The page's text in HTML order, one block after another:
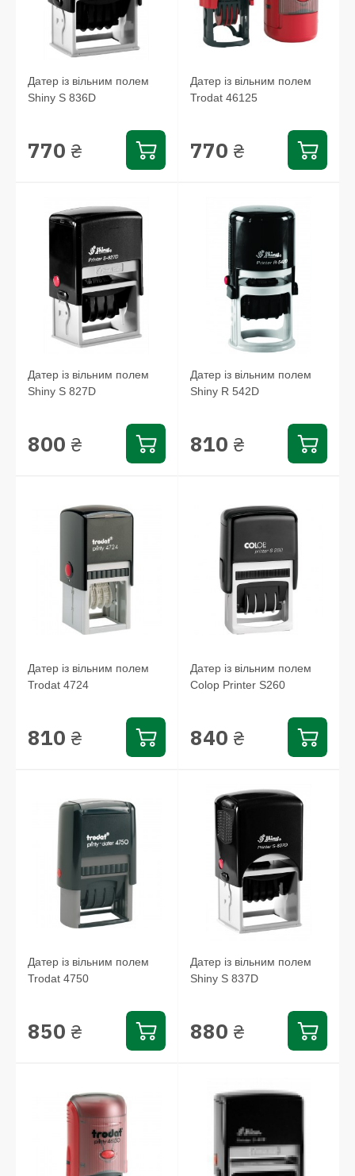
Датер із вільним полем
Shiny S 836D
770 ₴
Датер із вільним полем
Trodat 46125
770 ₴
Датер із вільним полем
Shiny S 827D
800 ₴
Датер із вільним полем
Shiny R 542D
810 ₴
Датер із вільним полем
Trodat 4724
810 ₴
Датер із вільним полем
Colop Printer S260
840 ₴
Датер із вільним полем
Trodat 4750
850 ₴
Датер із вільним полем
Shiny S 837D
880 ₴